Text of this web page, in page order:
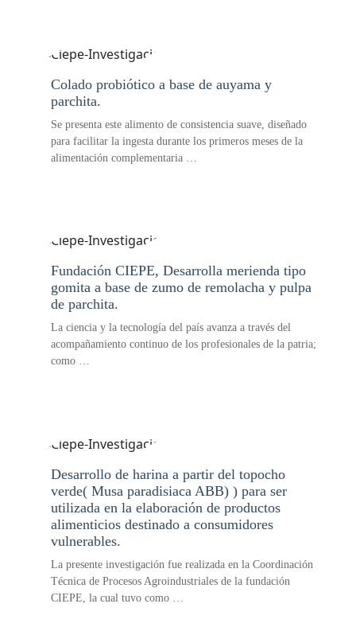
Colado probiótico a base de auyama y
parchita.
Se presenta este alimento de consistencia suave, diseñado
para facilitar la ingesta durante los primeros meses de la
alimentación complementaria …
Fundación CIEPE, Desarrolla merienda tipo
gomita a base de zumo de remolacha y pulpa
de parchita.
La ciencia y la tecnología del país avanza a través del
acompañamiento continuo de los profesionales de la patria;
como …
Desarrollo de harina a partir del topocho
verde( Musa paradisiaca ABB) ) para ser
utilizada en la elaboración de productos
alimenticios destinado a consumidores
vulnerables.
La presente investigación fue realizada en la Coordinación
Técnica de Procesos Agroindustriales de la fundación
CIEPE, la cual tuvo como …